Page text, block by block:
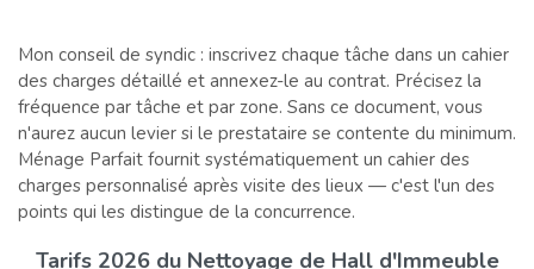
Mon conseil de syndic : inscrivez chaque tâche dans un cahier
des charges détaillé et annexez-le au contrat. Précisez la
fréquence par tâche et par zone. Sans ce document, vous
n'aurez aucun levier si le prestataire se contente du minimum.
Ménage Parfait fournit systématiquement un cahier des
charges personnalisé après visite des lieux — c'est l'un des
points qui les distingue de la concurrence.
Tarifs 2026 du Nettoyage de Hall d'Immeuble